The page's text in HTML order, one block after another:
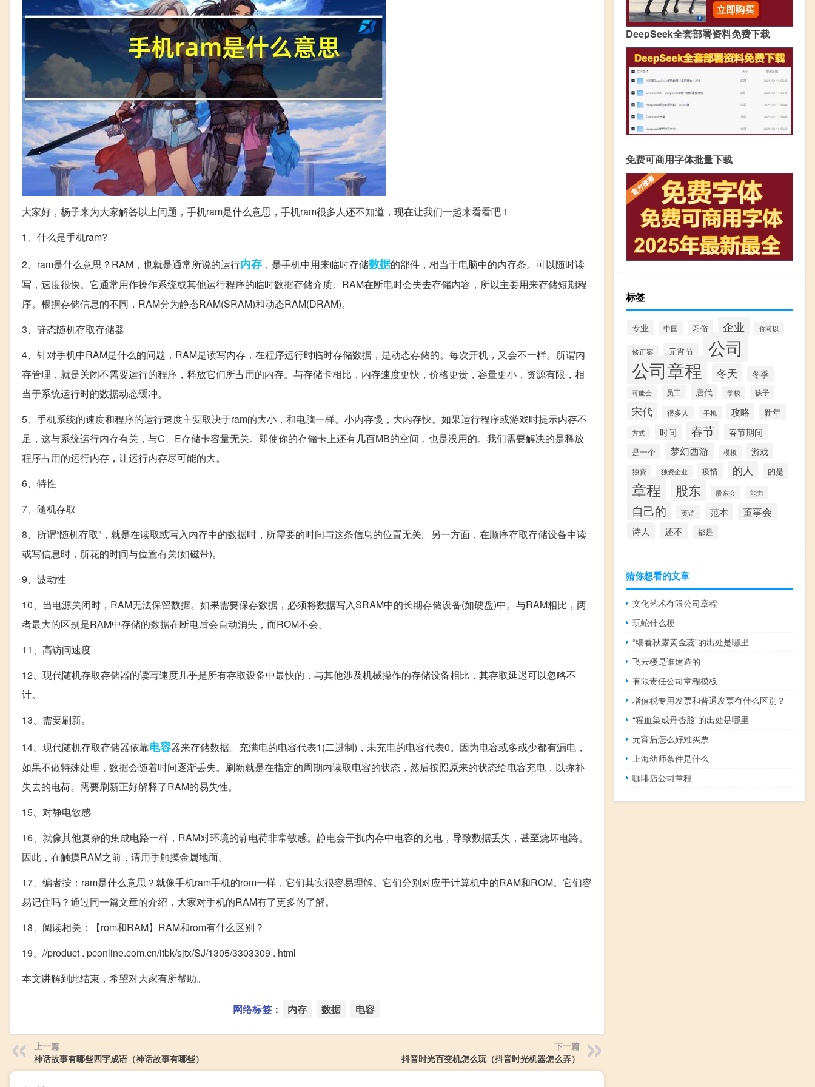
大家好，杨子来为大家解答以上问题，手机ram是什么意思，手机ram很多人还不知道，现在让我们一起来看看吧！
1、什么是手机ram?
2、ram是什么意思？RAM，也就是通常所说的运行内存 ，是手机中用来临时存储数据的部件，相当于电脑中的内存条。可以随时读
写，速度很快。它通常用作操作系统或其他运行程序的临时数据存储介质。RAM在断电时会失去存储内容，所以主要用来存储短期程
序。根据存储信息的不同，RAM分为静态RAM(SRAM)和动态RAM(DRAM)。
3、静态随机存取存储器
4、针对手机中RAM是什么的问题，RAM是读写内存，在程序运行时临时存储数据，是动态存储的。每次开机，又会不一样。所谓内
存管理，就是关闭不需要运行的程序，释放它们所占用的内存。与存储卡相比，内存速度更快，价格更贵，容量更小，资源有限，相
当于系统运行时的数据动态缓冲。
5、手机系统的速度和程序的运行速度主要取决于ram的大小，和电脑一样。小内存慢，大内存快。如果运行程序或游戏时提示内存不
足，这与系统运行内存有关，与C、E存储卡容量无关。即使你的存储卡上还有几百MB的空间，也是没用的。我们需要解决的是释放
程序占用的运行内存，让运行内存尽可能的大。
6、特性
7、随机存取
8、所谓“随机存取”，就是在读取或写入内存中的数据时，所需要的时间与这条信息的位置无关。另一方面，在顺序存取存储设备中读
或写信息时，所花的时间与位置有关(如磁带)。
9、波动性
10、当电源关闭时，RAM无法保留数据。如果需要保存数据，必须将数据写入SRAM中的长期存储设备(如硬盘)中。与RAM相比，两
者最大的区别是RAM中存储的数据在断电后会自动消失，而ROM不会。
11、高访问速度
12、现代随机存取存储器的读写速度几乎是所有存取设备中最快的，与其他涉及机械操作的存储设备相比，其存取延迟可以忽略不
计。
13、需要刷新。
14、现代随机存取存储器依靠电容器来存储数据。充满电的电容代表1(二进制)，未充电的电容代表0。因为电容或多或少都有漏电，
如果不做特殊处理，数据会随着时间逐渐丢失。刷新就是在指定的周期内读取电容的状态，然后按照原来的状态给电容充电，以弥补
失去的电荷。需要刷新正好解释了RAM的易失性。
15、对静电敏感
16、就像其他复杂的集成电路一样，RAM对环境的静电荷非常敏感。静电会干扰内存中电容的充电，导致数据丢失，甚至烧坏电路。
因此，在触摸RAM之前，请用手触摸金属地面。
17、编者按：ram是什么意思？就像手机ram手机的rom一样，它们其实很容易理解。它们分别对应于计算机中的RAM和ROM。它们容
易记住吗？通过同一篇文章的介绍，大家对手机的RAM有了更多的了解。
18、阅读相关：【rom和RAM】RAM和rom有什么区别？
19、//product . pconline.com.cn/itbk/sjtx/SJ/1305/3303309 . html
本文讲解到此结束，希望对大家有所帮助。
网络标签： 内存 数据 电容
上一篇
神话故事有哪些四字成语（神话故事有哪些）
下一篇
抖音时光百变机怎么玩（抖音时光机器怎么弄）
DeepSeek全套部署资料免费下载
免费可商用字体批量下载
标签
专业 中国 习俗 企业 你可以
修正案 元宵节 公司
公司章程 冬天 冬季
可能会 员工 唐代 学校 孩子
宋代 很多人 手机 攻略 新年
方式 时间 春节 春节期间
是一个 梦幻西游 模板 游戏
独资 独资企业 疫情 的人 的是
章程 股东 股东会 能力
自己的 英语 范本 董事会
诗人 还不 都是
猜你想看的文章
文化艺术有限公司章程
玩蛇什么梗
“细看秋露黄金蕊”的出处是哪里
飞云楼是谁建造的
有限责任公司章程模板
增值税专用发票和普通发票有什么区别？
“猩血染成丹杏脸”的出处是哪里
元宵后怎么好难买票
上海幼师条件是什么
咖啡店公司章程